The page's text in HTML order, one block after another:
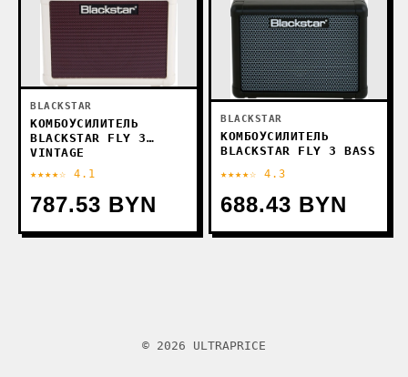
BLACKSTAR
КОМБОУСИЛИТЕЛЬ
BLACKSTAR FLY 3
VINTAGE
★★★★☆ 4.1
787.53 BYN
BLACKSTAR
КОМБОУСИЛИТЕЛЬ
BLACKSTAR FLY 3 BASS
★★★★☆ 4.3
688.43 BYN
© 2026 ULTRAPRICE